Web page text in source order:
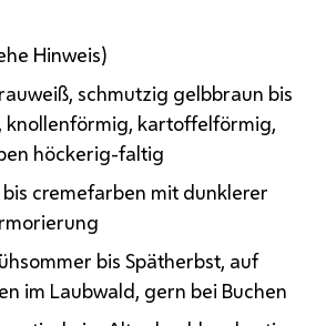
Hinweis)
schmutzig gelbbraun bis
knollenförmig, kartoffelförmig,
höckerig-faltig
bis cremefarben mit dunklerer
bis Spätherbst, auf
im Laubwald, gern bei Buchen